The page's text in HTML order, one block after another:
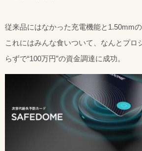
従来品にはなかった充電機能と1.50mm
これにはみんな食いついて、なんとプロ
らずで“100万円”の資金調達に成功。